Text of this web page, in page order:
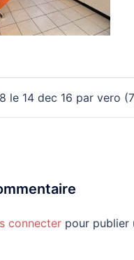
le 14 dec 16 par vero
connecter pour publier